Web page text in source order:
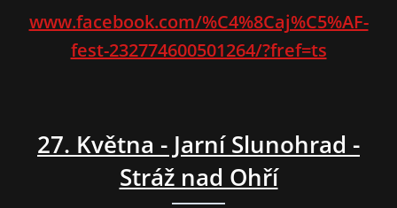
www.facebook.com/%C4%8Caj%C5%AF-
fest-232774600501264/?fref=ts
27. Května - Jarní Slunohrad -
Stráž nad Ohří